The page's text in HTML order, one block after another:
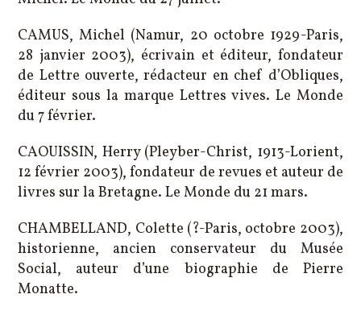
CAMUS, Michel (Namur, 20 octobre 1929-Paris,
28 janvier 2003), écrivain et éditeur, fondateur
de Lettre ouverte, rédacteur en chef d’Obliques,
éditeur sous la marque Lettres vives. Le Monde
du 7 février.
CAOUISSIN, Herry (Pleyber-Christ, 1913-Lorient,
12 février 2003), fondateur de revues et auteur de
livres sur la Bretagne. Le Monde du 21 mars.
CHAMBELLAND, Colette (?-Paris, octobre 2003),
historienne, ancien conservateur du Musée
Social, auteur d’une biographie de Pierre
Monatte.